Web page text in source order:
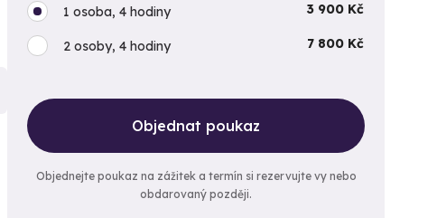
1 osoba, 4 hodiny 3 900 Kč
2 osoby, 4 hodiny 7 800 Kč
Objednat poukaz
Objednejte poukaz na zážitek a termín si rezervujte vy nebo
obdarovaný později.